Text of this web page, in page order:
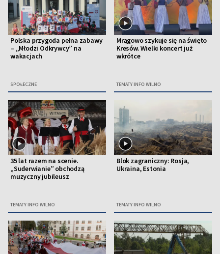
Polska przygoda pełna zabawy
– „Młodzi Odkrywcy” na
wakacjach
SPOŁECZNE
Mrągowo szykuje się na święto
Kresów. Wielki koncert już
wkrótce
TEMATY INFO WILNO
35 lat razem na scenie.
„Suderwianie” obchodzą
muzyczny jubileusz
TEMATY INFO WILNO
Blok zagraniczny: Rosja,
Ukraina, Estonia
TEMATY INFO WILNO